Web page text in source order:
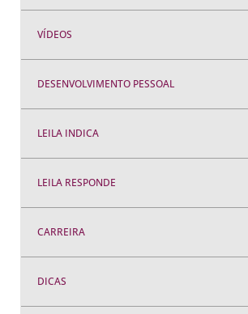
VÍDEOS
DESENVOLVIMENTO PESSOAL
LEILA INDICA
LEILA RESPONDE
CARREIRA
DICAS